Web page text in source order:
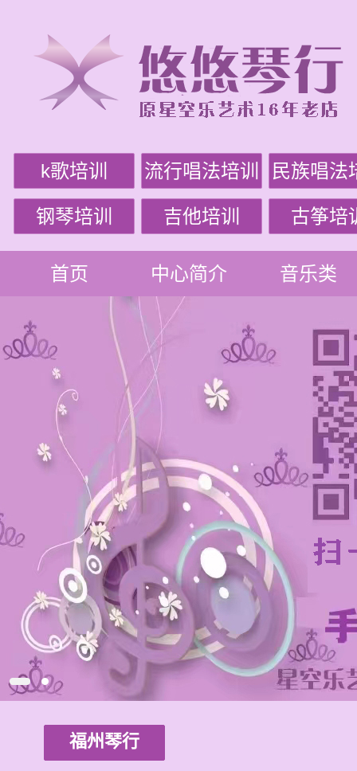
k歌培训 流行唱法培训 民族唱法
钢琴培训 吉他培训 古筝培
首页 中心简介 音乐类
福州琴行